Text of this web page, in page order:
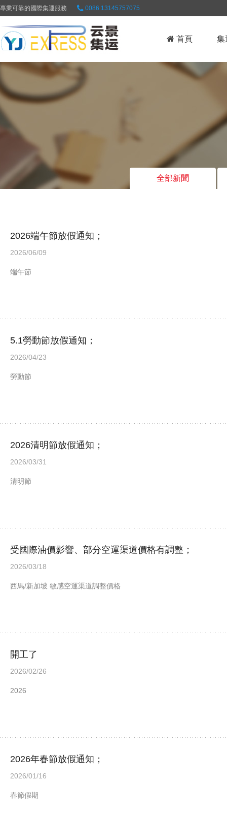
專業可靠的國際集運服務 0086 13145757075
首頁 集
全部新聞
2026端午節放假通知；
2026/06/09
端午節
5.1勞動節放假通知；
2026/04/23
勞動節
2026清明節放假通知；
2026/03/31
清明節
受國際油價影響、部分空運渠道價格有調整；
2026/03/18
西馬/新加坡 敏感空運渠道調整價格
開工了
2026/02/26
2026
2026年春節放假通知；
2026/01/16
春節假期